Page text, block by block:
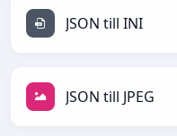
JSON till INI
JSON till JPEG